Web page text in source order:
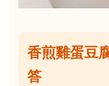
香煎雞蛋豆
答